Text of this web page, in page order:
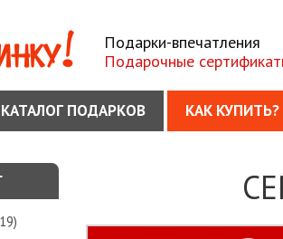
Подарки-впечатления
Подарочные
КАТАЛОГ ПОДАРКОВ КАК КУПИТЬ?